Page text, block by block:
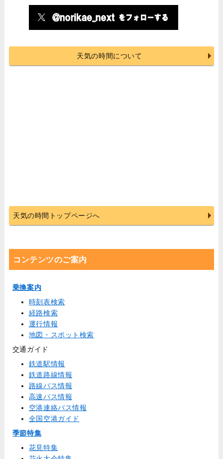
天気の時間について
天気の時間トップページへ
コンテンツのご案内
乗換案内
時刻表検索
経路検索
運行情報
地図・スポット検索
交通ガイド
鉄道駅情報
鉄道路線情報
路線バス情報
高速バス情報
空港連絡バス情報
全国空港ガイド
季節特集
花見特集